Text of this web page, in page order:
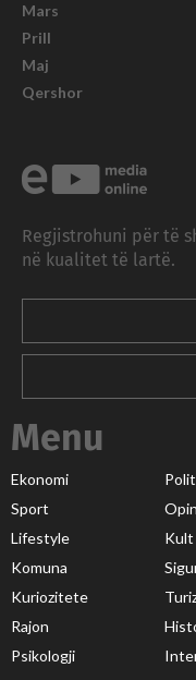
Mars
Prill
Maj
Qershor
Regjistrohuni për të
në kualitet të lartë.
Menu
Ekonomi
Sport
Lifestyle
Kult
Komuna
Kuriozitete
Rajon
Psikologji